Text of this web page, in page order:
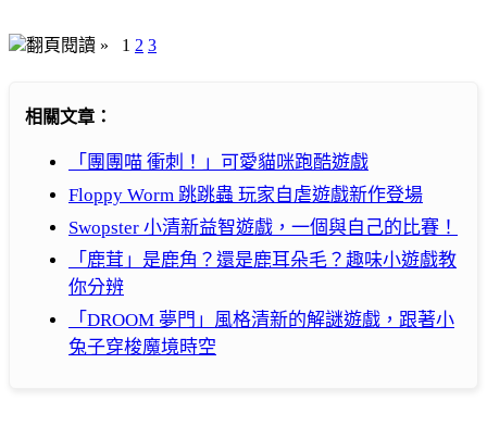
翻頁閱讀 » 1 2 3
相關文章：
「團團喵 衝刺！」可愛貓咪跑酷遊戲
Floppy Worm 跳跳蟲 玩家自虐遊戲新作登場
Swopster 小清新益智遊戲，一個與自己的比賽！
「鹿茸」是鹿角？還是鹿耳朵毛？趣味小遊戲教
你分辨
「DROOM 夢門」風格清新的解謎遊戲，跟著小
兔子穿梭魔境時空